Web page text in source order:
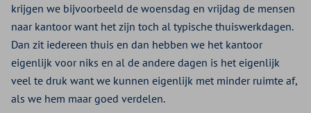
krijgen we bijvoorbeeld de woensdag en vrijdag de mensen
naar kantoor want het zijn toch al typische thuiswerkdagen.
Dan zit iedereen thuis en dan hebben we het kantoor
eigenlijk voor niks en al de andere dagen is het eigenlijk
veel te druk want we kunnen eigenlijk met minder ruimte af,
als we hem maar goed verdelen.